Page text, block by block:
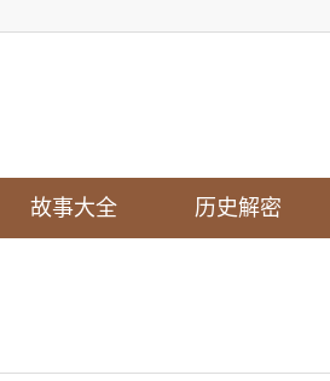
故事大全 历史解密